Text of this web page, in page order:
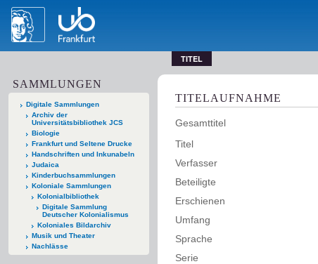
TITEL
SAMMLUNGEN
Digitale Sammlungen
Archiv der
Universitätsbibliothek JCS
Biologie
Frankfurt und Seltene Drucke
Handschriften und Inkunabeln
Judaica
Kinderbuchsammlungen
Koloniale Sammlungen
Kolonialbibliothek
Digitale Sammlung
Deutscher Kolonialismus
Koloniales Bildarchiv
Musik und Theater
Nachlässe
TITELAUFNAHME
Gesamttitel
Titel
Verfasser
Beteiligte
Erschienen
Umfang
Sprache
Serie